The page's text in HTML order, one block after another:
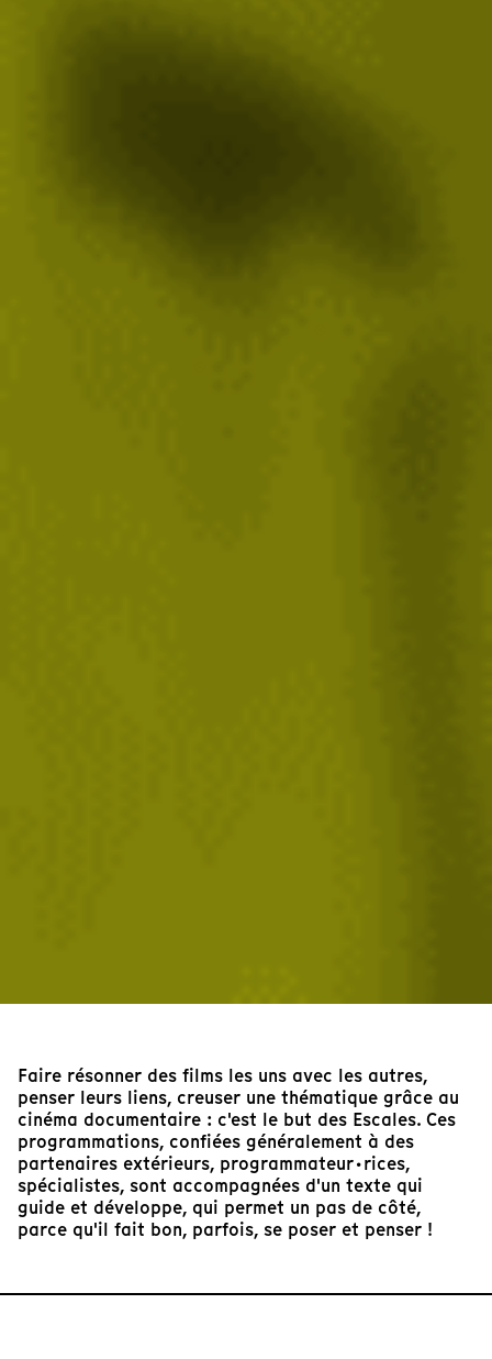
Faire résonner des films les uns avec les autres,
penser leurs liens, creuser une thématique grâce au
cinéma documentaire : c'est le but des Escales. Ces
programmations, confiées généralement à des
partenaires extérieurs, programmateur·rices,
spécialistes, sont accompagnées d'un texte qui
guide et développe, qui permet un pas de côté,
parce qu'il fait bon, parfois, se poser et penser !